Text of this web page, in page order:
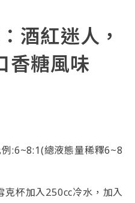
酒紅迷人，
香糖風味
:6~8:1(總液態量稀釋6~8
杯加入250cc冷水，加入